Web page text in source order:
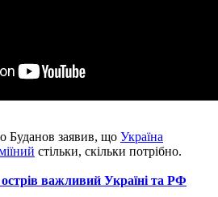
Буданов заявив, що Україна
стільки, скільки потрібно.
важливий Україні та РФ